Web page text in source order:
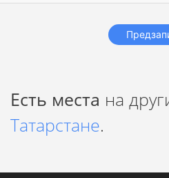
Есть места на
Татарстане.